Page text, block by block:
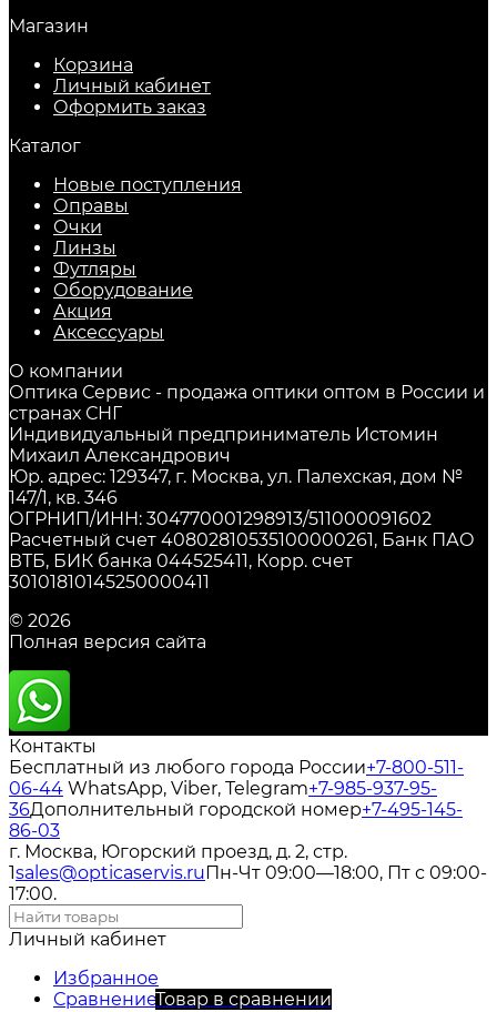
Магазин
Корзина
Личный кабинет
Оформить заказ
Каталог
Новые поступления
Оправы
Очки
Линзы
Футляры
Оборудование
Акция
Аксессуары
О компании
Оптика Сервис - продажа оптики оптом в России и
странах СНГ
Индивидуальный предприниматель Истомин
Михаил Александрович
Юр. адрес: 129347, г. Москва, ул. Палехская, дом №
147/1, кв. 346
ОГРНИП/ИНН: 304770001298913/511000091602
Расчетный счет 40802810535100000261, Банк ПАО
ВТБ, БИК банка 044525411, Корр. счет
30101810145250000411
© 2026
Полная версия сайта
Контакты
Бесплатный из любого города России+7-800-511-
06-44 WhatsApp, Viber, Telegram+7-985-937-95-
36Дополнительный городской номер+7-495-145-
86-03
г. Москва, Югорский проезд, д. 2, стр.
1sales@opticaservis.ruПн-Чт 09:00—18:00, Пт с 09:00-
17:00.
Личный кабинет
Избранное
СравнениеТовар в сравнении